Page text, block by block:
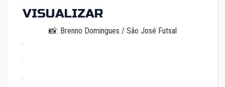
VISUALIZAR
📸: Brenno Domingues / São José Futsal